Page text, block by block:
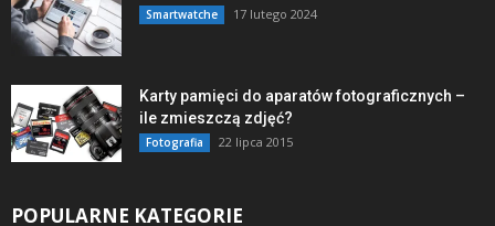
Smartwatche 17 lutego 2024
Karty pamięci do aparatów fotograficznych –
ile zmieszczą zdjęć?
Fotografia 22 lipca 2015
POPULARNE KATEGORIE